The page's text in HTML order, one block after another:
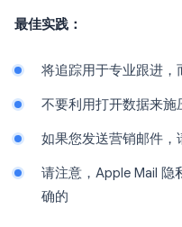
最佳实践：
将追踪用于专业跟进，
不要利用打开数据来施
如果您发送营销邮件，
请注意，Apple Mail 隐
确的